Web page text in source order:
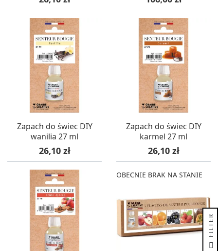
Zapach do świec DIY
wanilia 27 ml
Cena
26,10 zł
Zapach do świec DIY
karmel 27 ml
Cena
26,10 zł
OBECNIE BRAK NA STANIE
R